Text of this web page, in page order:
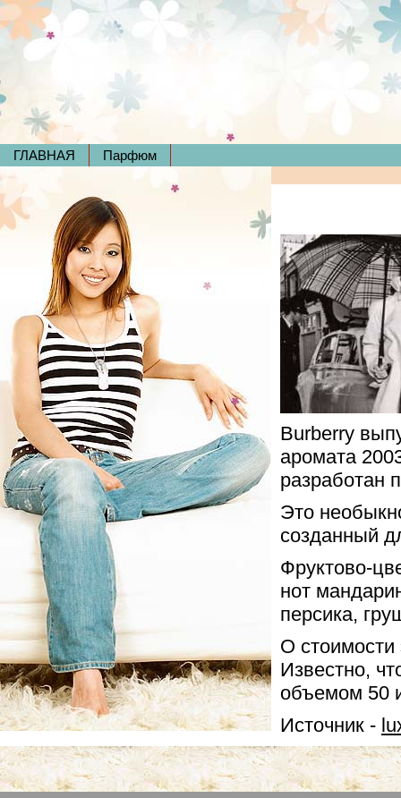
ГЛАВНАЯ Парфюм
Burberry
аромата
разработан
Это
созданный
Фруктово-
нот
персика,
О стоимости
Известно,
объемом 50
Источник -